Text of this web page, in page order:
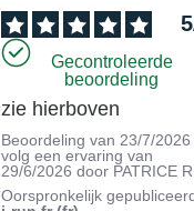
5
Gecontroleerde
beoordeling
zie hierboven
Beoordeling van23/7/2026
volg een ervaring van
29/6/2026 door PATRICE
Oorspronkelijk